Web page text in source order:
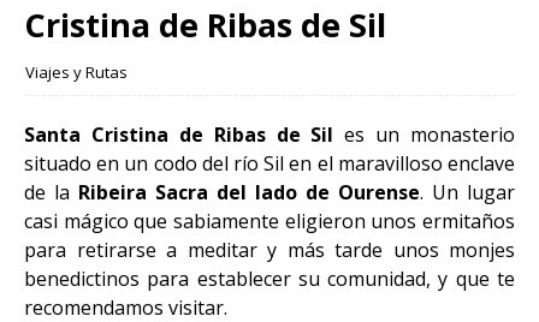
Cristina de Ribas de Sil
Viajes y Rutas
Santa Cristina de Ribas de Sil es un monasterio
situado en un codo del río Sil en el maravilloso enclave
de la Ribeira Sacra del lado de Ourense. Un lugar
casi mágico que sabiamente eligieron unos ermitaños
para retirarse a meditar y más tarde unos monjes
benedictinos para establecer su comunidad, y que te
recomendamos visitar.